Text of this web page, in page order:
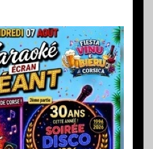
& Réservations
OXY BOSTON GEORGES